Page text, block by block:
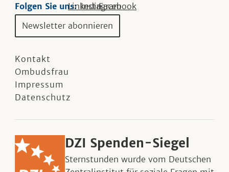
Folgen Sie uns:Linkedin
Instagram
Facebook
Newsletter abonnieren
Kontakt
Ombudsfrau
Impressum
Datenschutz
DZI Spenden-Siegel
Sternstunden wurde vom Deutschen